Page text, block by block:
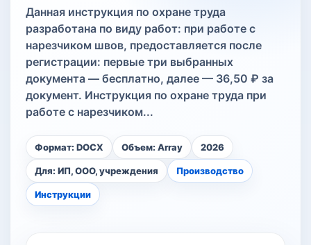
Данная инструкция по охране труда
разработана по виду работ: при работе с
нарезчиком швов, предоставляется после
регистрации: первые три выбранных
документа — бесплатно, далее — 36,50 ₽ за
документ. Инструкция по охране труда при
работе с нарезчиком...
Формат: DOCX Объем: Array 2026
Для: ИП, ООО, учреждения Производство
Инструкции